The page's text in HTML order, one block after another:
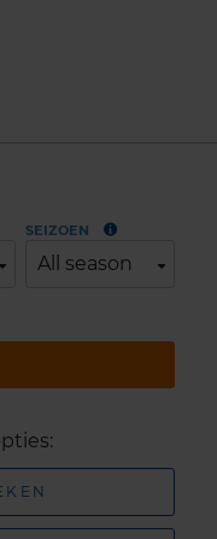
SEIZOEN
All season